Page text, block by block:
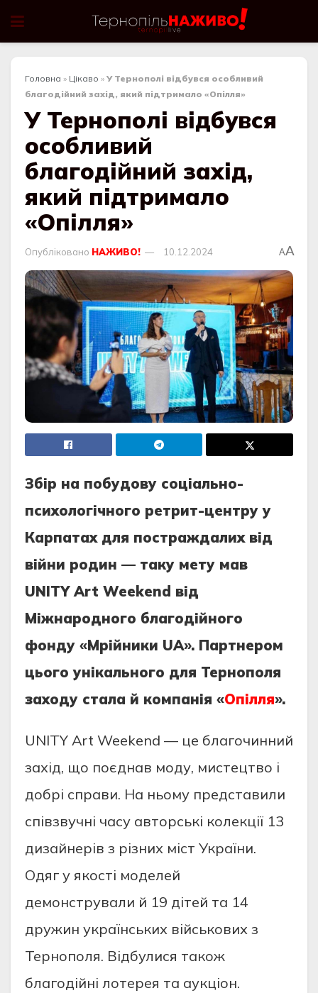
Головна » Цікаво » У Тернополі відбувся особливий
благодійний захід, який підтримало «Опілля»
У Тернополі відбувся
особливий
благодійний захід,
який підтримало
«Опілля»
Опубліковано НАЖИВО! 10.12.2024 AA
Збір на побудову соціально-
психологічного ретрит-центру у
Карпатах для постраждалих від
війни родин — таку мету мав
UNITY Art Weekend від
Міжнародного благодійного
фонду «Мрійники UA». Партнером
цього унікального для Тернополя
заходу стала й компанія «Опілля».
UNITY Art Weekend — це благочинний
захід, що поєднав моду, мистецтво і
добрі справи. На ньому представили
співзвучні часу авторські колекції 13
дизайнерів з різних міст України.
Одяг у якості моделей
демонстрували й 19 дітей та 14
дружин українських військових з
Тернополя. Відбулися також
благодійні лотерея та аукціон.